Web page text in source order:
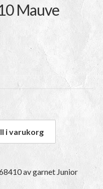
Mauve
Mauve Orchid
i varukorg
av garnet Junior